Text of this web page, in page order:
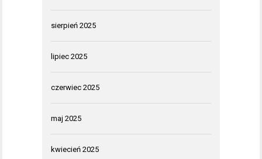
sierpień 2025
lipiec 2025
czerwiec 2025
maj 2025
kwiecień 2025